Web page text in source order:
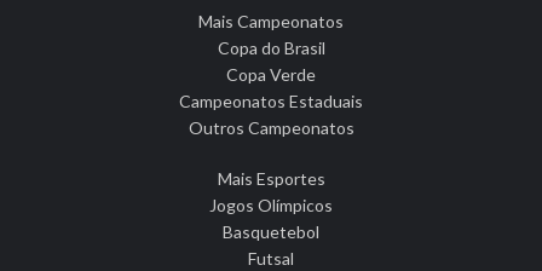
Mais Campeonatos
Copa do Brasil
Copa Verde
Campeonatos Estaduais
Outros Campeonatos
Mais Esportes
Jogos Olímpicos
Basquetebol
Futsal